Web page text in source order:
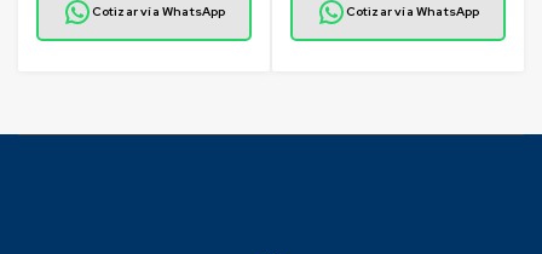
Cotizar vía WhatsApp Cotizar vía WhatsApp